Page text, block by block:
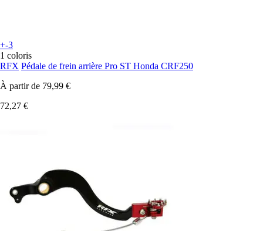
+-3
1 coloris
RFX Pédale de frein arrière Pro ST Honda CRF250
À partir de 79,99 €
72,27 €